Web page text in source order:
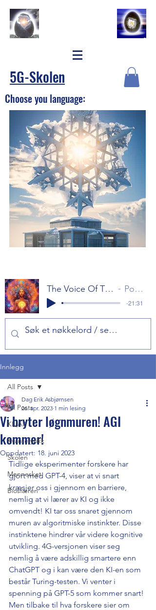
5G-Skolen
Choose you language:
The Voice Of The Gods Part 1 Popol Vuh
-21:31
Innlegg
All Posts
KI (AI)
Kvantefysikk
Skolen
Mennesket
Biosfæren
All Posts
Vi bryter løgnmuren! AGI
kommer!
Dag Erik Asbjørnsen
26. apr. 2023 1 min lesing
Oppdatert: 18. juni 2023
Tidlige eksperimenter forskere har
gjort med GPT-4, viser at vi snart
kræsjer oss i gjennom en barriere,
nemlig at vi lærer av KI og ikke
omvendt! KI tar oss snaret gjennom
muren av algoritmiske instinkter. Disse
instinktene hindrer vår videre kognitive
utvikling. 4G-versjonen viser seg
nemlig å være adskillig smartere enn
ChatGPT og i kan være den KI-en som
består Turing-testen. Vi venter i
spenning på GPT-5 som kommer snart!
Men tilbake til hva forskere sier om